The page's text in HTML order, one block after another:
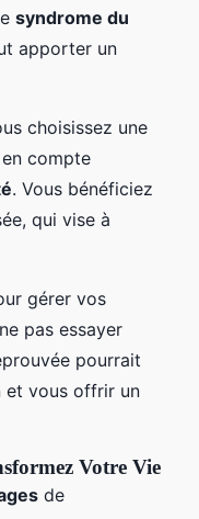
syndrome du
apporter un
choisissez une
compte
. Vous bénéficiez
qui vise à
gérer vos
pas essayer
pourrait
et vous offrir un
Votre Vie
de